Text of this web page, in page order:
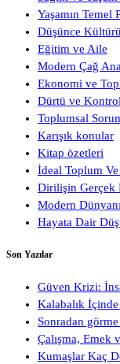
Yaşamın Temel
Düşünce
Eğitim ve Aile
Modern Çağ
Ekonomi ve
Dürtü ve
Toplumsal
Karışık konular
Kitap özetleri
İdeal Toplum
Dirilişin Gerçek
Modern
Hayata Dair
Son Yazılar
Güven Krizi:
Kalabalık
Sonradan
Çalışma, Emek
Kumaşlar Kaç